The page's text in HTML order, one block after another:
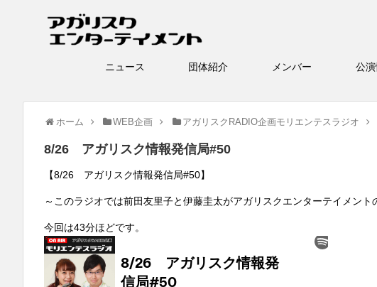
ニュース 団体紹介 メンバー 公
ホーム WEB企画 アガリスクRADIO企画モリエンテスラジオ
8/26 アガリスク情報発信局#50
【8/26 アガリスク情報発信局#50】
～このラジオでは前田友里子と伊藤圭太がアガリスクエンターテイメント
今回は43分ほどです。